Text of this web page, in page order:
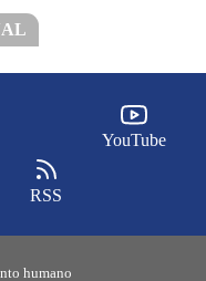
YouTube
RSS
humano